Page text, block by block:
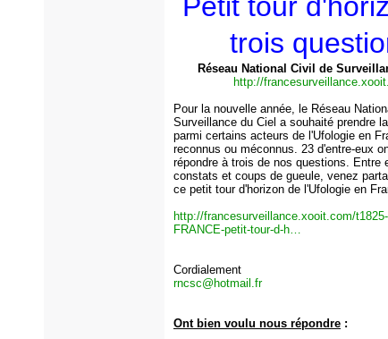
trois
Réseau National Civil de
http://
Pour la nouvelle année, le Réseau
Surveillance du Ciel a souhaité prendre
parmi certains acteurs de l'Ufologie en
reconnus ou méconnus. 23 d'entre-eux
répondre à trois de nos questions. Entre
constats et coups de gueule, venez
ce petit tour d'horizon de l'Ufologie en
http://francesurveillance.xooit.com/
FRANCE-petit-tour-d-h…
Cordialement
rncsc@hotmail.fr
Ont bien voulu nous répondre :